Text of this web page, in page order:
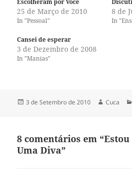
Escolheram por Você
25 de Março de 2010
In "Pessoal"
8 de
In
Cansei de esperar
3 de Dezembro de 2008
In "Manias"
Publicado
3 de Setembro de 2010 Autor
Cuca
8 comentários em
Uma Diva”